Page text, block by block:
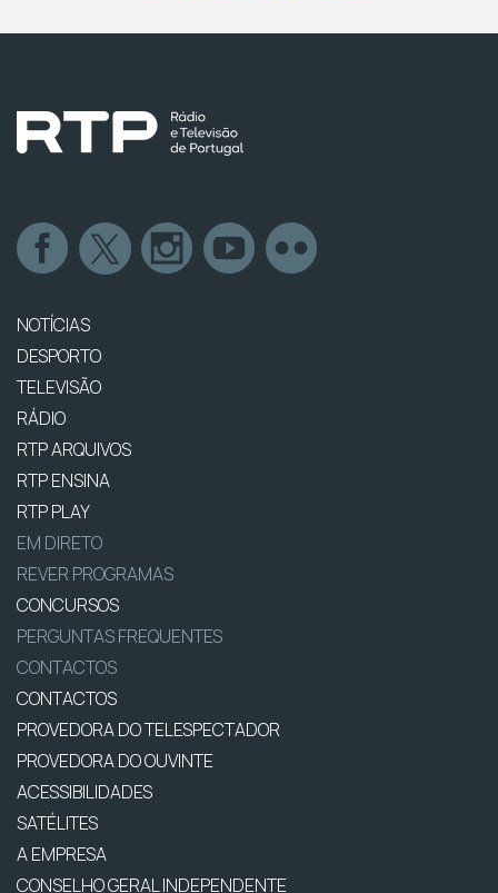
NOTÍCIAS
DESPORTO
TELEVISÃO
RÁDIO
RTP ARQUIVOS
RTP ENSINA
RTP PLAY
EM DIRETO
REVER PROGRAMAS
CONCURSOS
PERGUNTAS FREQUENTES
CONTACTOS
CONTACTOS
PROVEDORA DO TELESPECTADOR
PROVEDORA DO OUVINTE
ACESSIBILIDADES
SATÉLITES
A EMPRESA
CONSELHO GERAL INDEPENDENTE